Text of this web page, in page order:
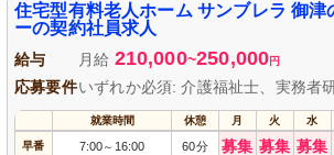
住宅型有料老人ホーム サンブレラ 御津
ーの契約社員求人
給与 月給 210,000~250,000円
応募要件いずれか必須: 介護福祉士、実務者
就業時間 休憩 月 火 水
早番 7:00～ 16:00 60分 募集 募集 募集